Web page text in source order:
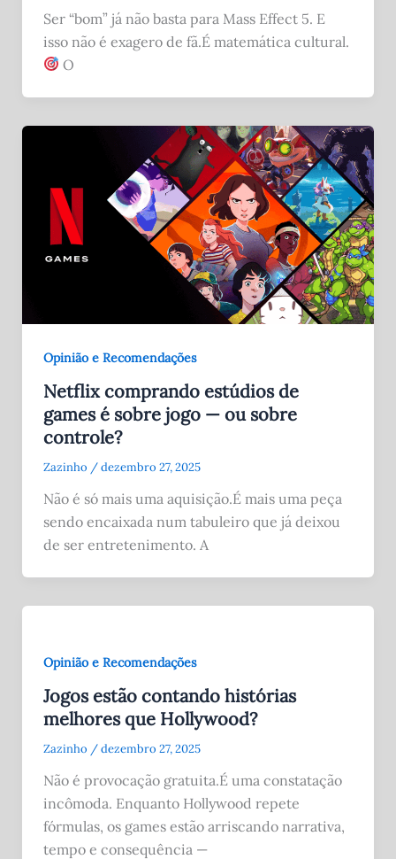
Ser “bom” já não basta para Mass Effect 5. E
isso não é exagero de fã.É matemática cultural.
O
Opinião e Recomendações
Netflix comprando estúdios de
games é sobre jogo — ou sobre
controle?
Zazinho /dezembro 27, 2025
Não é só mais uma aquisição.É mais uma peça
sendo encaixada num tabuleiro que já deixou
de ser entretenimento. A
Opinião e Recomendações
Jogos estão contando histórias
melhores que Hollywood?
Zazinho /dezembro 27, 2025
Não é provocação gratuita.É uma constatação
incômoda. Enquanto Hollywood repete
fórmulas, os games estão arriscando narrativa,
tempo e consequência —